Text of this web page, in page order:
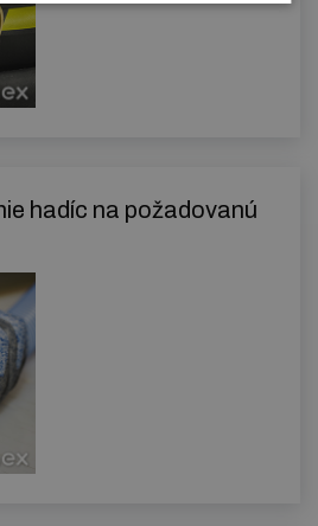
hadíc na požadovanú